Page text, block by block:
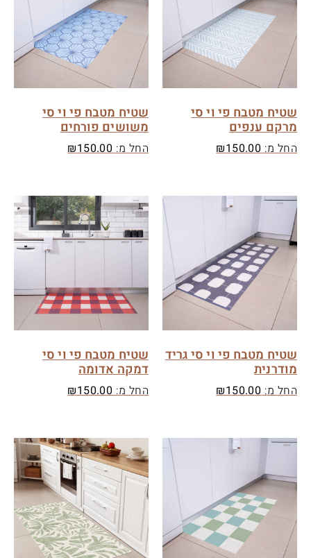
שטיח מטבח פי וי סי
מרקם ענפים
החל מ: ₪150.00
שטיח מטבח פי וי סי
משושים פורחים
החל מ: ₪150.00
שטיח מטבח פי וי סי גריד
מודרנית
החל מ: ₪150.00
שטיח מטבח פי וי סי
דמקה אדומה
החל מ: ₪150.00